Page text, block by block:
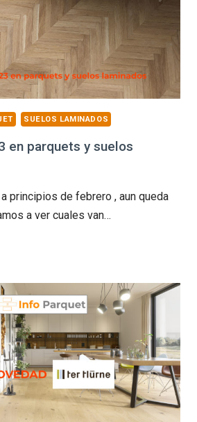
SUELOS LAMINADOS
en parquets y suelos
principios de febrero , aun queda
a ver cuales van…